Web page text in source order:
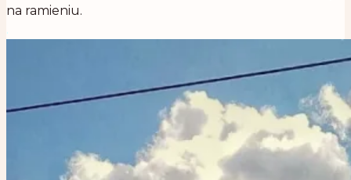
na ramieniu.
.